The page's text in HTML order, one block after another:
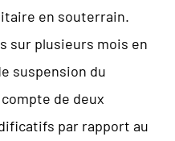
en souterrain.
sur plusieurs mois en
suspension du
de deux
par rapport au